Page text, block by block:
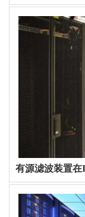
有源滤波装置在